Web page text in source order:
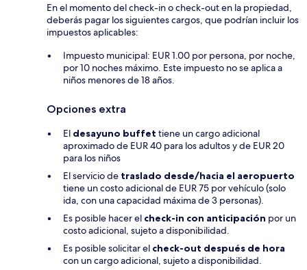
En el momento del check-in o check-out en la propiedad,
deberás pagar los siguientes cargos, que podrían incluir los
impuestos aplicables:
Impuesto municipal: EUR 1.00 por persona, por noche,
por 10 noches máximo. Este impuesto no se aplica a
niños menores de 18 años.
Opciones extra
El desayuno buffet tiene un cargo adicional
aproximado de EUR 40 para los adultos y de EUR 20
para los niños
El servicio de traslado desde/hacia el aeropuerto
tiene un costo adicional de EUR 75 por vehículo (solo
ida, con una capacidad máxima de 3 personas).
Es posible hacer el check-in con anticipación por un
costo adicional, sujeto a disponibilidad.
Es posible solicitar el check-out después de hora
con un cargo adicional, sujeto a disponibilidad.